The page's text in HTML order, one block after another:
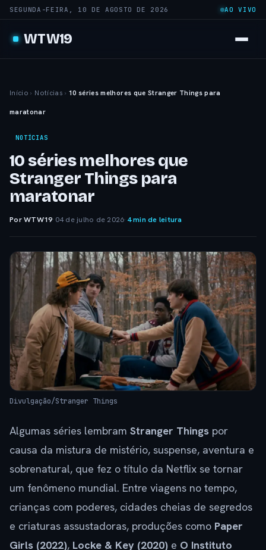
SEGUNDA-FEIRA, 10 DE AGOSTO DE 2026 AO VIVO
WTW19
Início › Notícias › 10 séries melhores que Stranger Things para
maratonar
NOTÍCIAS
10 séries melhores que
Stranger Things para
maratonar
Por WTW19· 04 de julho de 2026· 4 min de leitura
Divulgação/Stranger Things
Algumas séries lembram Stranger Things por
causa da mistura de mistério, suspense, aventura e
sobrenatural, que fez o título da Netflix se tornar
um fenômeno mundial. Entre viagens no tempo,
crianças com poderes, cidades cheias de segredos
e criaturas assustadoras, produções como Paper
Girls (2022), Locke & Key (2020) e O Instituto